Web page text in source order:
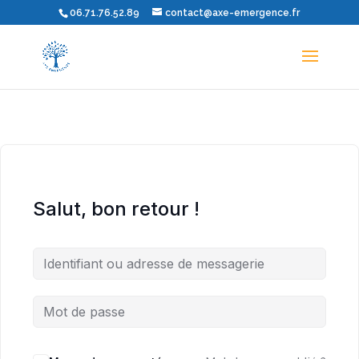
06.71.76.52.89 contact@axe-emergence.fr
Salut, bon retour !